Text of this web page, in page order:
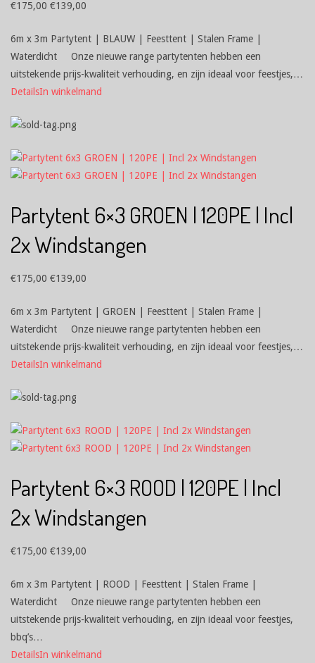
€175,00 €139,00
6m x 3m Partytent | BLAUW | Feesttent | Stalen Frame |
Waterdicht Onze nieuwe range partytenten hebben een
uitstekende prijs-kwaliteit verhouding, en zijn ideaal voor feestjes,…
DetailsIn winkelmand
Partytent 6×3 GROEN | 120PE | Incl
2x Windstangen
€175,00 €139,00
6m x 3m Partytent | GROEN | Feesttent | Stalen Frame |
Waterdicht Onze nieuwe range partytenten hebben een
uitstekende prijs-kwaliteit verhouding, en zijn ideaal voor feestjes,…
DetailsIn winkelmand
Partytent 6×3 ROOD | 120PE | Incl
2x Windstangen
€175,00 €139,00
6m x 3m Partytent | ROOD | Feesttent | Stalen Frame |
Waterdicht Onze nieuwe range partytenten hebben een
uitstekende prijs-kwaliteit verhouding, en zijn ideaal voor feestjes,
bbq’s…
DetailsIn winkelmand